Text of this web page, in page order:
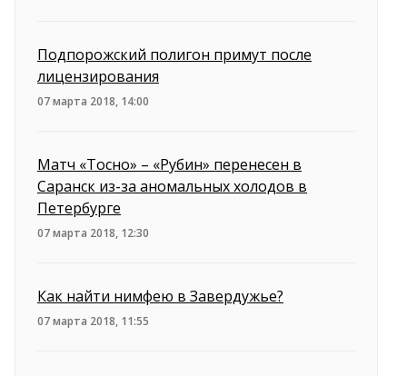
Подпорожский полигон примут после
лицензирования
07 марта 2018, 14:00
Матч «Тосно» – «Рубин» перенесен в
Саранск из-за аномальных холодов в
Петербурге
07 марта 2018, 12:30
Как найти нимфею в Завердужье?
07 марта 2018, 11:55